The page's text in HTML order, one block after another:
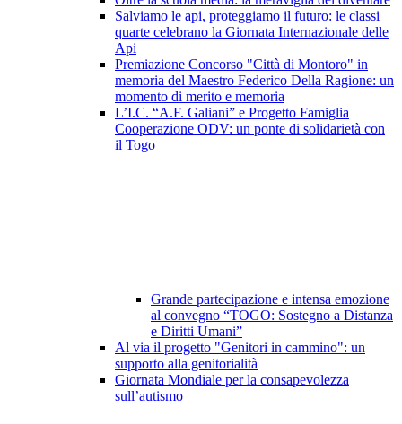
Salviamo le api, proteggiamo il futuro: le classi
quarte celebrano la Giornata Internazionale delle
Api
Premiazione Concorso "Città di Montoro" in
memoria del Maestro Federico Della Ragione: un
momento di merito e memoria
L’I.C. “A.F. Galiani” e Progetto Famiglia
Cooperazione ODV: un ponte di solidarietà con
il Togo
Grande partecipazione e intensa emozione
al convegno “TOGO: Sostegno a Distanza
e Diritti Umani”
Al via il progetto "Genitori in cammino": un
supporto alla genitorialità
Giornata Mondiale per la consapevolezza
sull’autismo